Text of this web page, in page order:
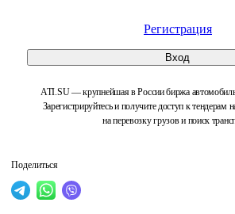
Регистрация
Вход
ATI.SU — крупнейшая в России биржа
Зарегистрируйтесь и получите доступ к тендерам
на перевозку грузов и поиск
Поделиться